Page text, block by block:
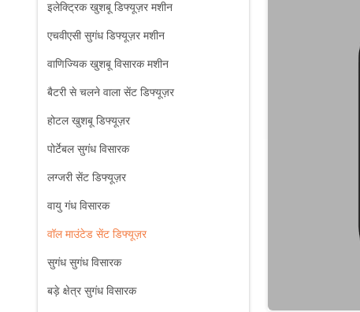
इलेक्ट्रिक खुशबू डिफ्यूज़र मशीन
एचवीएसी सुगंध डिफ्यूज़र मशीन
वाणिज्यिक खुशबू विसारक मशीन
बैटरी से चलने वाला सेंट डिफ्यूज़र
होटल खुशबू डिफ्यूज़र
पोर्टेबल सुगंध विसारक
लग्जरी सेंट डिफ्यूज़र
वायु गंध विसारक
वॉल माउंटेड सेंट डिफ्यूज़र
सुगंध सुगंध विसारक
बड़े क्षेत्र सुगंध विसारक